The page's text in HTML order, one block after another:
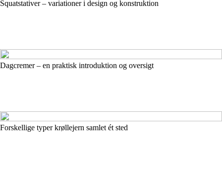
Squatstativer – variationer i design og konstruktion
Dagcremer – en praktisk introduktion og oversigt
Forskellige typer krøllejern samlet ét sted